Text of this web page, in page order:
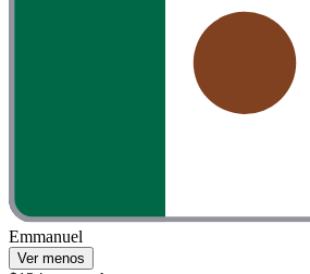
Emmanuel
Ver menos